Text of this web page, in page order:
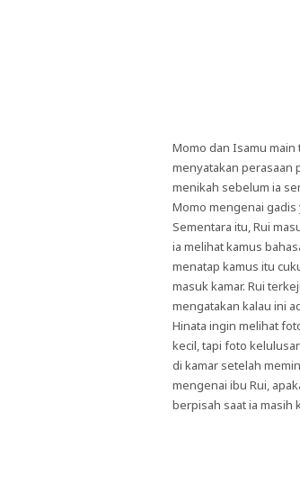
Momo dan Isamu
menyatakan perasaan
menikah sebelum ia
Momo mengenai gadis
Sementara itu, Rui
ia melihat kamus
menatap kamus itu
masuk kamar. Rui
mengatakan kalau ini
Hinata ingin melihat
kecil, tapi foto
di kamar setelah
mengenai ibu Rui,
berpisah saat ia masih